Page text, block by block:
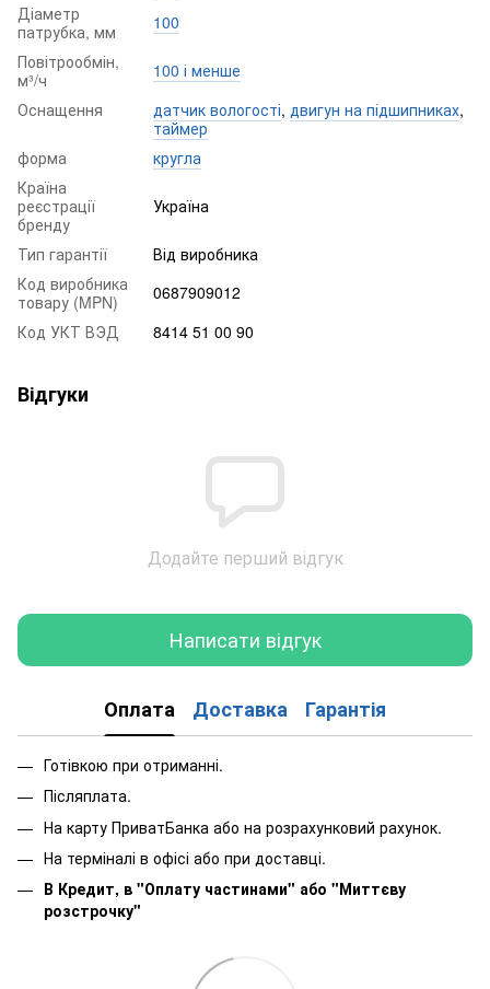
Діаметр
патрубка, мм
100
Повітрообмін,
м³/ч
100 і менше
Оснащення
датчик вологості, двигун на підшипниках,
таймер
форма
кругла
Країна
реєстрації
бренду
Україна
Тип гарантії
Від виробника
Код виробника
товару (MPN)
0687909012
Код УКТ ВЭД
8414 51 00 90
Відгуки
Додайте перший відгук
Написати відгук
Оплата Доставка Гарантія
Готівкою при отриманні.
Післяплата.
На карту ПриватБанка або на розрахунковий рахунок.
На терміналі в офісі або при доставці.
В Кредит, в "Оплату частинами" або "Миттєву
розстрочку"